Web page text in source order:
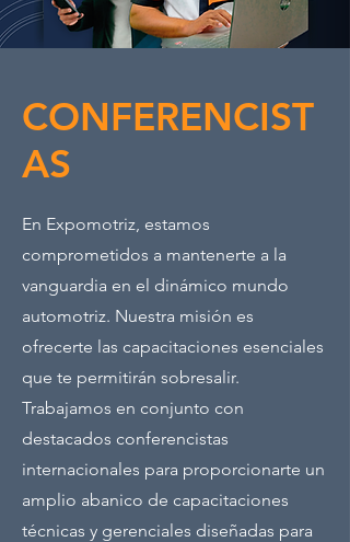
CONFERENCIST
AS
En Expomotriz, estamos
comprometidos a mantenerte a la
vanguardia en el dinámico mundo
automotriz. Nuestra misión es
ofrecerte las capacitaciones esenciales
que te permitirán sobresalir.
Trabajamos en conjunto con
destacados conferencistas
internacionales para proporcionarte un
amplio abanico de capacitaciones
técnicas y gerenciales diseñadas para